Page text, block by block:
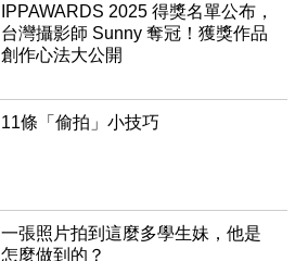
IPPAWARDS 2025 得獎名單公布，
台灣攝影師 Sunny 奪冠！獲獎作品
創作心法大公開
11條「偷拍」小技巧
一張照片拍到這麼多學生妹，他是
怎麼做到的？